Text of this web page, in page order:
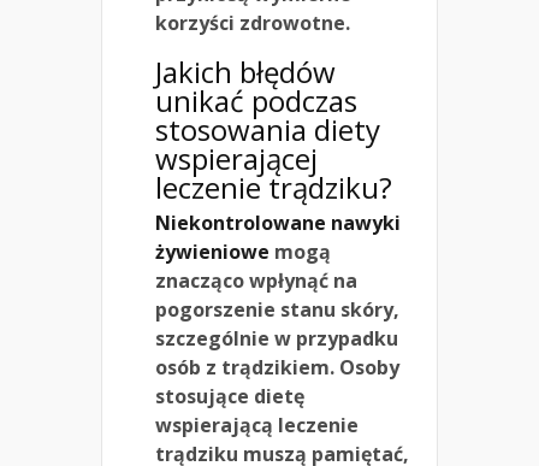
korzyści zdrowotne.
Jakich błędów
unikać podczas
stosowania diety
wspierającej
leczenie trądziku?
Niekontrolowane nawyki
żywieniowe mogą
znacząco wpłynąć na
pogorszenie stanu skóry,
szczególnie w przypadku
osób z trądzikiem. Osoby
stosujące dietę
wspierającą leczenie
trądziku muszą pamiętać,